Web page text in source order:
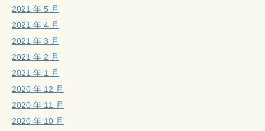
2021 年 5 月
2021 年 4 月
2021 年 3 月
2021 年 2 月
2021 年 1 月
2020 年 12 月
2020 年 11 月
2020 年 10 月